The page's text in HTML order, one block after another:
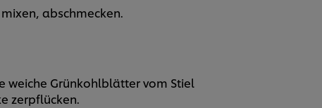
abschmecken.
weiche Grünkohlblätter vom Stiel
zerpflücken.